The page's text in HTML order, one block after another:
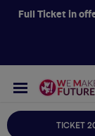
Full Ticket in
TICKET